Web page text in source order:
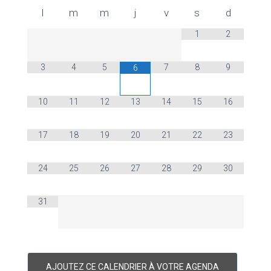
l m m j v s d
1 2
3 4 5 6 7 8 9
10 11 12 13 14 15 16
17 18 19 20 21 22 23
24 25 26 27 28 29 30
31
AJOUTEZ CE CALENDRIER À VOTRE AGENDA